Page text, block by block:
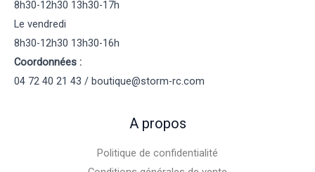
8h30-12h30 13h30-17h
Le vendredi
8h30-12h30 13h30-16h
Coordonnées :
04 72 40 21 43 / boutique@storm-rc.com
A propos
Politique de confidentialité